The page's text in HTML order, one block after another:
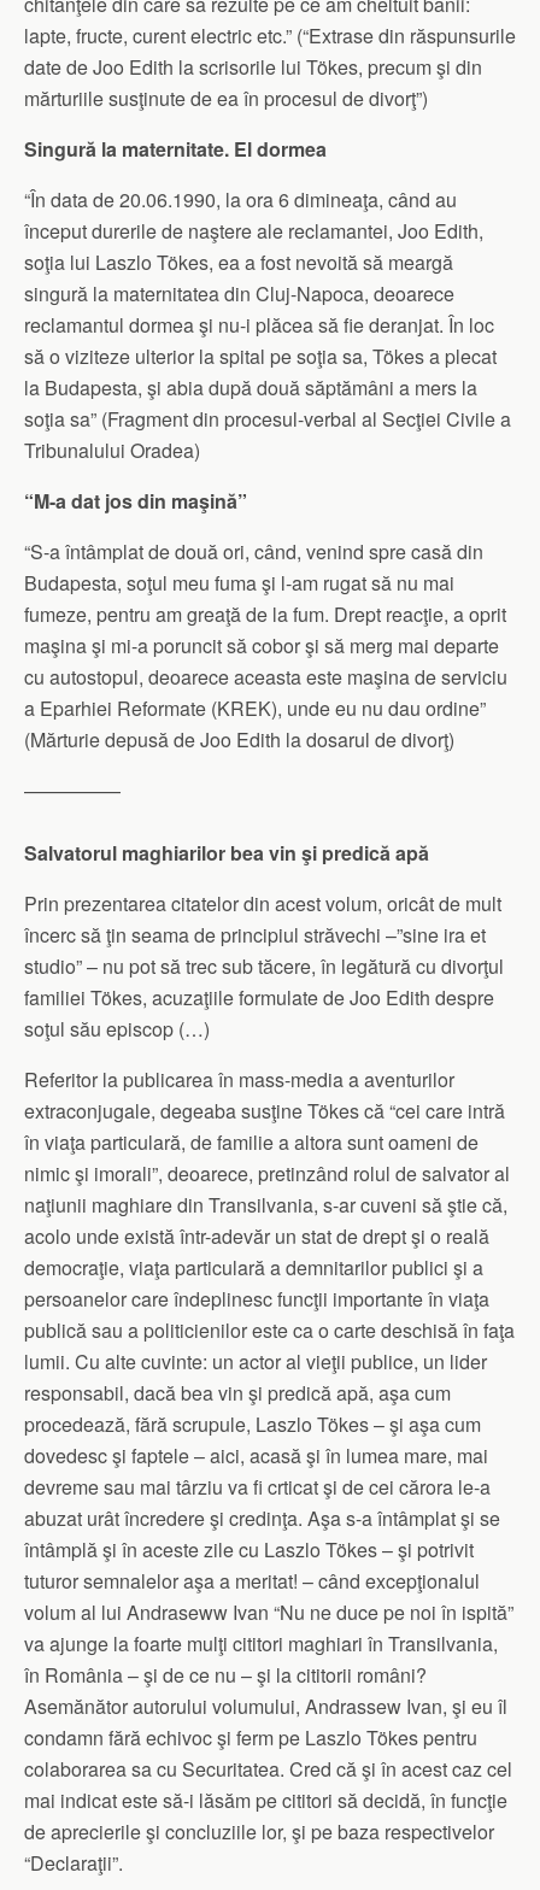
lapte, fructe, curent electric etc.” (“Extrase din răspunsurile
date de Joo Edith la scrisorile lui Tökes, precum şi din
mărturiile susţinute de ea în procesul de divorţ”)
Singură la maternitate. El dormea
“În data de 20.06.1990, la ora 6 dimineaţa, când au
început durerile de naştere ale reclamantei, Joo Edith,
soţia lui Laszlo Tökes, ea a fost nevoită să meargă
singură la maternitatea din Cluj-Napoca, deoarece
reclamantul dormea şi nu-i plăcea să fie deranjat. În loc
să o viziteze ulterior la spital pe soţia sa, Tökes a plecat
la Budapesta, şi abia după două săptămâni a mers la
soţia sa” (Fragment din procesul-verbal al Secţiei Civile a
Tribunalului Oradea)
“M-a dat jos din maşină”
“S-a întâmplat de două ori, când, venind spre casă din
Budapesta, soţul meu fuma şi l-am rugat să nu mai
fumeze, pentru am greaţă de la fum. Drept reacţie, a oprit
maşina şi mi-a poruncit să cobor şi să merg mai departe
cu autostopul, deoarece aceasta este maşina de serviciu
a Eparhiei Reformate (KREK), unde eu nu dau ordine”
(Mărturie depusă de Joo Edith la dosarul de divorţ)
—————
Salvatorul maghiarilor bea vin şi predică apă
Prin prezentarea citatelor din acest volum, oricât de mult
încerc să ţin seama de principiul străvechi –”sine ira et
studio” – nu pot să trec sub tăcere, în legătură cu divorţul
familiei Tökes, acuzaţiile formulate de Joo Edith despre
soţul său episcop (…)
Referitor la publicarea în mass-media a aventurilor
extraconjugale, degeaba susţine Tökes că “cei care intră
în viaţa particulară, de familie a altora sunt oameni de
nimic şi imorali”, deoarece, pretinzând rolul de salvator al
naţiunii maghiare din Transilvania, s-ar cuveni să ştie că,
acolo unde există într-adevăr un stat de drept şi o reală
democraţie, viaţa particulară a demnitarilor publici şi a
persoanelor care îndeplinesc funcţii importante în viaţa
publică sau a politicienilor este ca o carte deschisă în faţa
lumii. Cu alte cuvinte: un actor al vieţii publice, un lider
responsabil, dacă bea vin şi predică apă, aşa cum
procedează, fără scrupule, Laszlo Tökes – şi aşa cum
dovedesc şi faptele – aici, acasă şi în lumea mare, mai
devreme sau mai târziu va fi crticat şi de cei cărora le-a
abuzat urât încredere şi credinţa. Aşa s-a întâmplat şi se
întâmplă şi în aceste zile cu Laszlo Tökes – şi potrivit
tuturor semnalelor aşa a meritat! – când excepţionalul
volum al lui Andraseww Ivan “Nu ne duce pe noi în ispită”
va ajunge la foarte mulţi cititori maghiari în Transilvania,
în România – şi de ce nu – şi la cititorii români?
Asemănător autorului volumului, Andrassew Ivan, şi eu îl
condamn fără echivoc şi ferm pe Laszlo Tökes pentru
colaborarea sa cu Securitatea. Cred că şi în acest caz cel
mai indicat este să-i lăsăm pe cititori să decidă, în funcţie
de aprecierile şi concluziile lor, şi pe baza respectivelor
“Declaraţii”.